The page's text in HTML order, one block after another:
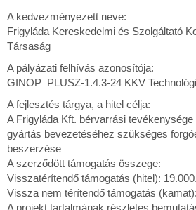
A kedvezményezett neve:
Frigyláda Kereskedelmi és Szolgáltató
Társaság
A pályázati felhívás azonosítója:
GINOP_PLUSZ-1.4.3-24 KKV
A fejlesztés tárgya, a hitel célja:
A Frigyláda Kft. bérvarrási
gyártás bevezetéséhez szükséges
beszerzése
A szerződött támogatás összege:
Visszatérítendő támogatás (hitel):
Vissza nem térítendő támogatás